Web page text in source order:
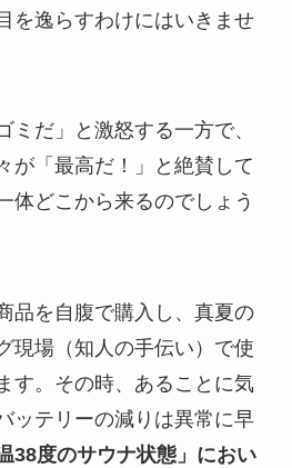
を逸らすわけにはいきませ
ミだ」と激怒する一方で、
が「最高だ！」と絶賛して
体どこから来るのでしょう
品を自腹で購入し、真夏の
現場（知人の手伝い）で使
す。その時、あることに気
ッテリーの減りは異常に早
38度のサウナ状態」におい